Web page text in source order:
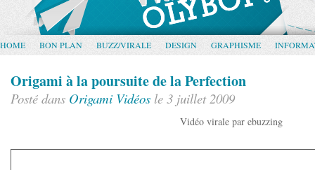
HOME BON PLAN BUZZ/VIRALE DESIGN GRAPHISME
Origami à la poursuite de la Perfection
Posté dans Origami Vidéos le 3 juillet 2009
Vidéo virale par ebuzzing